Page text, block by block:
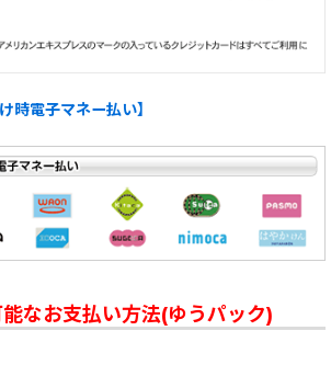
時電子マネー払い】
なお支払い方法(ゆうパック)